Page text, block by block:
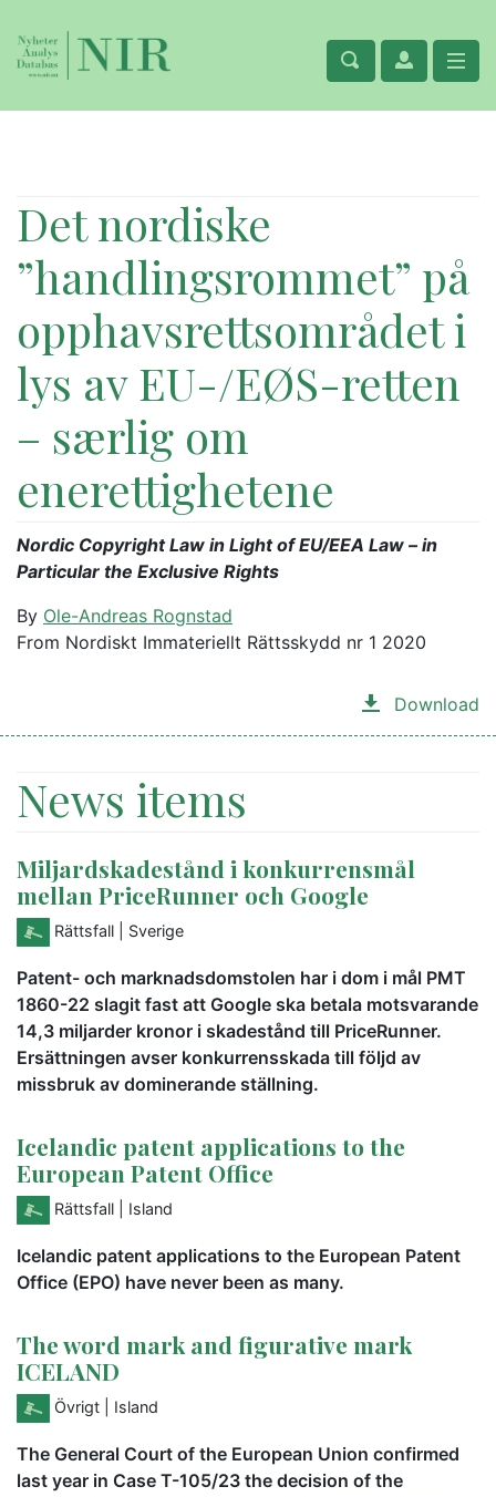
Det nordiske
”handlingsrommet” på
opphavsrettsområdet i
lys av EU-/EØS-retten
– særlig om
enerettighetene
Nordic Copyright Law in Light of EU/EEA Law – in
Particular the Exclusive Rights
By Ole-Andreas Rognstad
From Nordiskt Immateriellt Rättsskydd nr 1 2020
Download
News items
Miljardskadestånd i konkurrensmål
mellan PriceRunner och Google
Rättsfall | Sverige
Patent- och marknadsdomstolen har i dom i mål PMT
1860-22 slagit fast att Google ska betala motsvarande
14,3 miljarder kronor i skadestånd till PriceRunner.
Ersättningen avser konkurrensskada till följd av
missbruk av dominerande ställning.
Icelandic patent applications to the
European Patent Office
Rättsfall | Island
Icelandic patent applications to the European Patent
Office (EPO) have never been as many.
The word mark and figurative mark
ICELAND
Övrigt | Island
The General Court of the European Union confirmed
last year in Case T-105/23 the decision of the